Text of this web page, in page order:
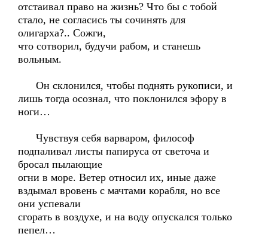
отстаивал право на жизнь? Что бы с тобой
стало, не согласись ты сочинять для
олигарха?.. Сожги,
что сотворил, будучи рабом, и станешь
вольным.
Он склонился, чтобы поднять рукописи, и
лишь тогда осознал, что поклонился эфору в
ноги…
Чувствуя себя варваром, философ
подпаливал листы папируса от светоча и
бросал пылающие
огни в море. Ветер относил их, иные даже
вздымал вровень с мачтами корабля, но все
они успевали
сгорать в воздухе, и на воду опускался только
пепел…